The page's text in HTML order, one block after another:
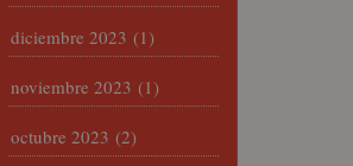
diciembre 2023 (1)
noviembre 2023 (1)
octubre 2023 (2)